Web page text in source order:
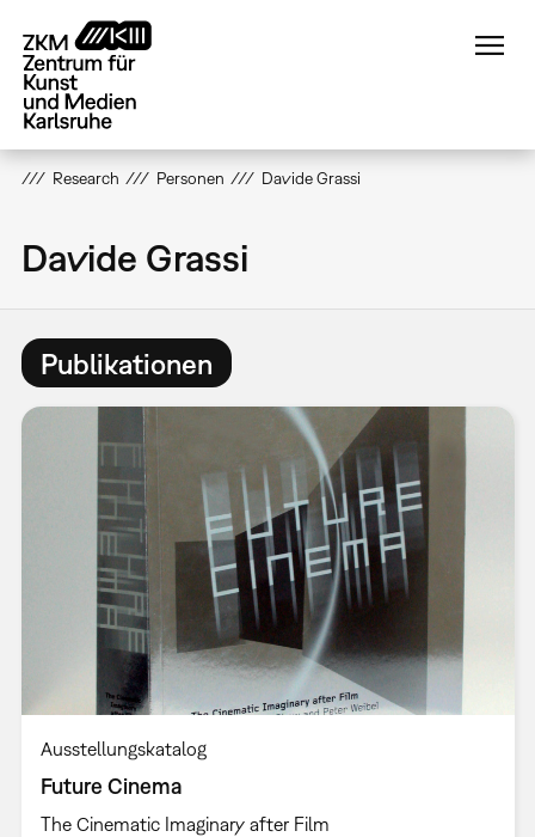
zum
Inhalt
Research Personen Davide Grassi
Davide Grassi
Publikationen
Ausstellungskatalog
Future Cinema
The Cinematic Imaginary after Film